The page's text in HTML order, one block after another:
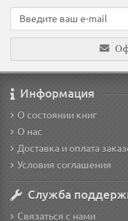
Информация
О состоянии книг
О нас
Доставка и оплата
Условия соглашения
Служба
Связаться с нами